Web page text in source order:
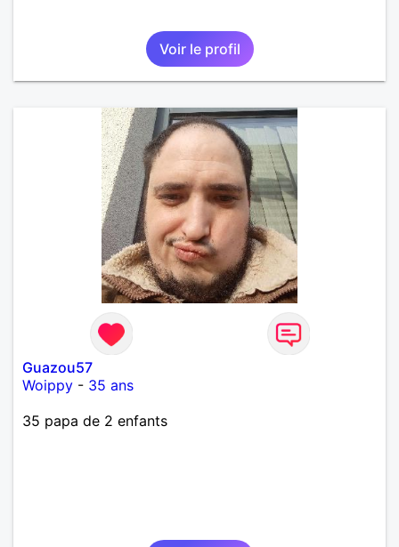
Voir le profil
Guazou57
Woippy - 35 ans
35 papa de 2 enfants